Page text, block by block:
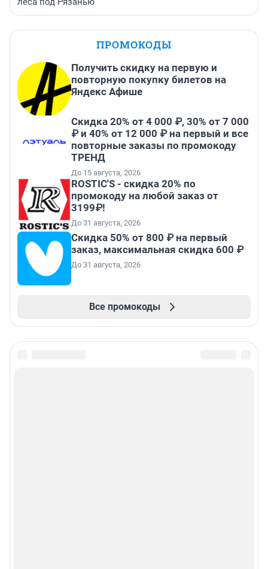
ПРОМОКОДЫ
Получить скидку на первую и
повторную покупку билетов на
Яндекс Афише
Скидка 20% от 4 000 ₽, 30% от 7 000
₽ и 40% от 12 000 ₽ на первый и все
повторные заказы по промокоду
ТРЕНД
До 15 августа, 2026
ROSTIC'S - скидка 20% по
промокоду на любой заказ от
3199₽!
До 31 августа, 2026
Скидка 50% от 800 ₽ на первый
заказ, максимальная скидка 600 ₽
До 31 августа, 2026
Все промокоды